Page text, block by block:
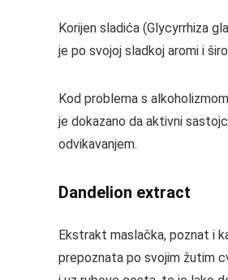
Korijen sladića (Glycyrrhiza
je po svojoj sladkoj aromi i
Kod problema s
je dokazano da aktivni
odvikavanjem.
Dandelion extract
Ekstrakt maslačka, poznat i
prepoznata po svojim žutim